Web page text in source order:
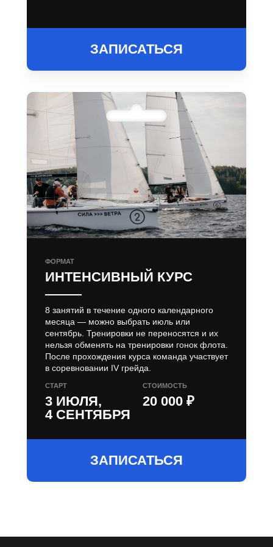
ЗАПИСАТЬСЯ
ФОРМАТ
ИНТЕНСИВНЫЙ КУРС
СТАРТ
3 ИЮЛЯ,
4 СЕНТЯБРЯ
8 занятий в течение одного календарного
месяца — можно выбрать июль или
сентябрь. Тренировки не переносятся и их
нельзя обменять на тренировки гонок флота.
После прохождения курса команда участвует
в соревновании IV грейда.
ЗАПИСАТЬСЯ
СТОИМОСТЬ
20 000 ₽